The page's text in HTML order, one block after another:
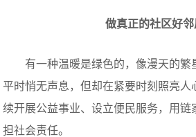
做真正的社区好邻
有一种温暖是绿色的，像漫天的繁
平时悄无声息，但却在紧要时刻照亮人
续开展公益事业、设立便民服务，用链
担社会责任。